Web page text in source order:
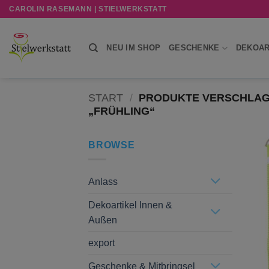
Zum
springen
CAROLIN RASEMANN | STIELWERKSTATT
NEU IM SHOP GESCHENKE
START / PRODUKTE
„FRÜHLING“
BROWSE
Anlass
Dekoartikel Innen &
Außen
export
Geschenke & Mitbringsel